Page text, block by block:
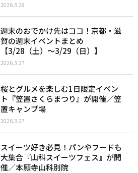
2026.3.28
週末のおでかけ先はココ！京都・滋
賀の週末イベントまとめ
【3/28（土）〜3/29（日）】
2026.3.27
桜とグルメを楽しむ1日限定イベン
ト『笠置さくらまつり』が開催／笠
置キャンプ場
2026.3.27
スイーツ好き必見！パンやフードも
大集合『山科スイーツフェス』が開
催／本願寺山科別院